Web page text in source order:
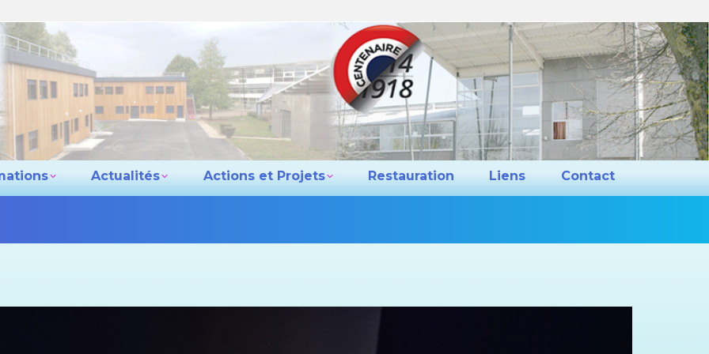
Actualités Actions et Projets Restauration Liens Contact
êtes
lycée Actions et Projets Restauration Liens
Contact